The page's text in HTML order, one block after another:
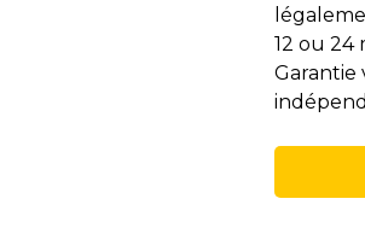
12 ou 24
Garantie